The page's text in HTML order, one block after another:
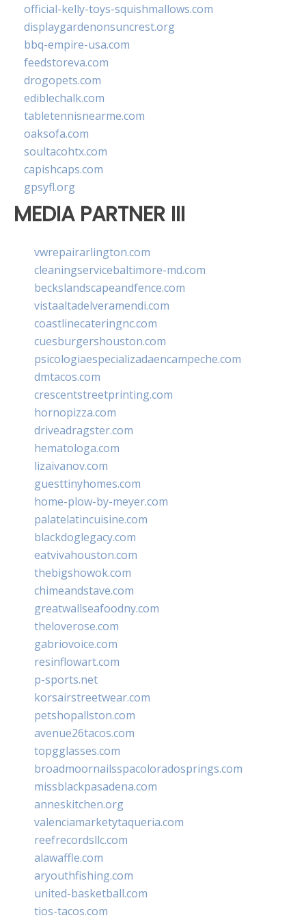
official-kelly-toys-squishmallows.com
displaygardenonsuncrest.org
bbq-empire-usa.com
feedstoreva.com
drogopets.com
ediblechalk.com
tabletennisnearme.com
oaksofa.com
soultacohtx.com
capishcaps.com
gpsyfl.org
MEDIA PARTNER III
vwrepairarlington.com
cleaningservicebaltimore-md.com
beckslandscapeandfence.com
vistaaltadelveramendi.com
coastlinecateringnc.com
cuesburgershouston.com
psicologiaespecializadaencampeche.com
dmtacos.com
crescentstreetprinting.com
hornopizza.com
driveadragster.com
hematologa.com
lizaivanov.com
guesttinyhomes.com
home-plow-by-meyer.com
palatelatincuisine.com
blackdoglegacy.com
eatvivahouston.com
thebigshowok.com
chimeandstave.com
greatwallseafoodny.com
theloverose.com
gabriovoice.com
resinflowart.com
p-sports.net
korsairstreetwear.com
petshopallston.com
avenue26tacos.com
topgglasses.com
broadmoornailsspacoloradosprings.com
missblackpasadena.com
anneskitchen.org
valenciamarketytaqueria.com
reefrecordsllc.com
alawaffle.com
aryouthfishing.com
united-basketball.com
tios-tacos.com